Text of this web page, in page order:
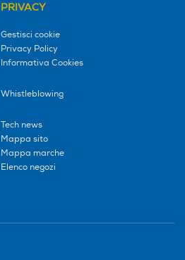
PRIVACY
Gestisci cookie
Privacy Policy
Informativa Cookies
Whistleblowing
Tech news
Mappa sito
Mappa marche
Elenco negozi